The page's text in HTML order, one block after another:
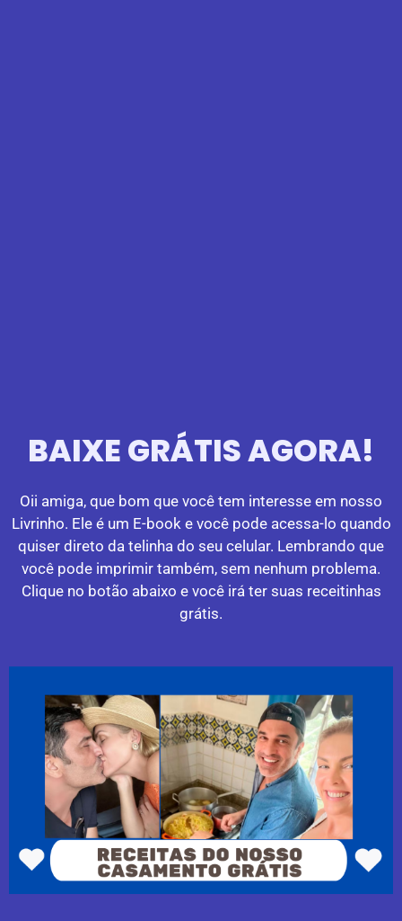
BAIXE GRÁTIS AGORA!
Oii amiga, que bom que você tem interesse em nosso
Livrinho. Ele é um E-book e você pode acessa-lo quando
quiser direto da telinha do seu celular. Lembrando que
você pode imprimir também, sem nenhum problema.
Clique no botão abaixo e você irá ter suas receitinhas
grátis.